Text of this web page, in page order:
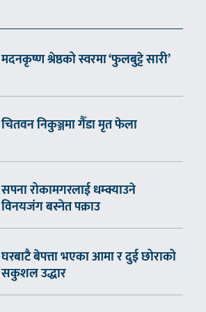
मदनकृष्ण श्रेष्ठको स्वरमा ‘फुलबुट्टे सारी’
चितवन निकुञ्जमा गैँडा मृत फेला
सपना रोकामगरलाई धम्क्याउने
विनयजंग बस्नेत पक्राउ
घरबाटै बेपत्ता भएका आमा र दुई छोराको
सकुशल उद्धार